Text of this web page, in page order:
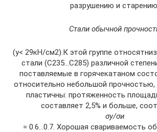
разрушению и старению.
Стали обычной
(у< 29кН/см2).К этой группе
стали (С235…С285) различной
поставляемые в горячекатаном
относительно небольшой прочностью,
пластичны: протяженность
составляет 2,5% и больше,
σу/σи
= 0.6…0.7. Хорошая свариваемость